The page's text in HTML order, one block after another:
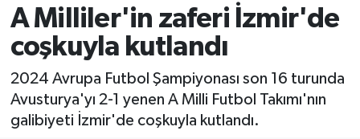
A Milliler'in zaferi İzmir'de
coşkuyla kutlandı
2024 Avrupa Futbol Şampiyonası son 16 turunda
Avusturya'yı 2-1 yenen A Milli Futbol Takımı'nın
galibiyeti İzmir'de coşkuyla kutlandı.
İZMİR
ÖZEL HABER
POLİTİKA
Programlar